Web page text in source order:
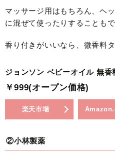
マッサージ用はもちろん、ヘ
に混ぜて使ったりすることもで
香り付きがいいなら、微香料
ジョンソン ベビーオイル 無香
￥999(オープン価格)
楽天市場
②小林製薬